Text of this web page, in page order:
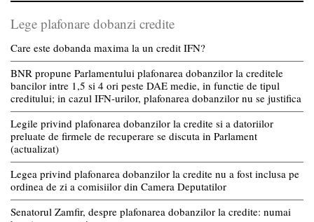
Lege plafonare dobanzi credite
Care este dobanda maxima la un credit IFN?
BNR propune Parlamentului plafonarea dobanzilor la creditele
bancilor intre 1,5 si 4 ori peste DAE medie, in functie de tipul
creditului; in cazul IFN-urilor, plafonarea dobanzilor nu se justifica
Legile privind plafonarea dobanzilor la credite si a datoriilor
preluate de firmele de recuperare se discuta in Parlament
(actualizat)
Legea privind plafonarea dobanzilor la credite nu a fost inclusa pe
ordinea de zi a comisiilor din Camera Deputatilor
Senatorul Zamfir, despre plafonarea dobanzilor la credite: numai